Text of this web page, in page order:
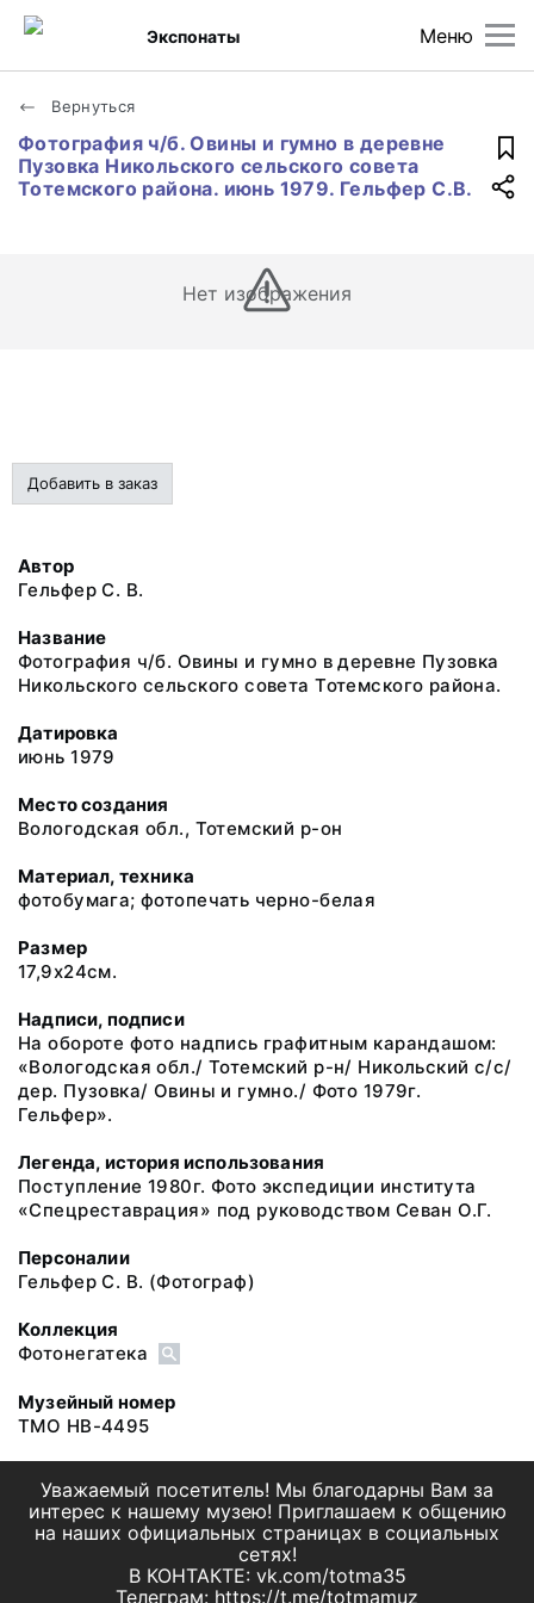
Меню
Экспонаты
Вернуться
Фотография ч/б. Овины и гумно в деревне
Пузовка Никольского сельского совета
Тотемского района. июнь 1979. Гельфер С.В.
Нет изображения
Добавить в заказ
Автор
Гельфер С. В.
Название
Фотография ч/б. Овины и гумно в деревне Пузовка
Никольского сельского совета Тотемского района.
Датировка
июнь 1979
Место создания
Вологодская обл., Тотемский р-он
Материал, техника
фотобумага; фотопечать черно-белая
Размер
17,9х24см.
Надписи, подписи
На обороте фото надпись графитным карандашом:
«Вологодская обл./ Тотемский р-н/ Никольский с/с/
дер. Пузовка/ Овины и гумно./ Фото 1979г.
Гельфер».
Легенда, история использования
Поступление 1980г. Фото экспедиции института
«Спецреставрация» под руководством Севан О.Г.
Персоналии
Гельфер С. В. (Фотограф)
Коллекция
Фотонегатека
Музейный номер
ТМО НВ-4495
Уважаемый посетитель! Мы благодарны Вам за
интерес к нашему музею! Приглашаем к общению
на наших официальных страницах в социальных
сетях!
В КОНТАКТЕ: vk.com/totma35
Телеграм: https://t.me/totmamuz